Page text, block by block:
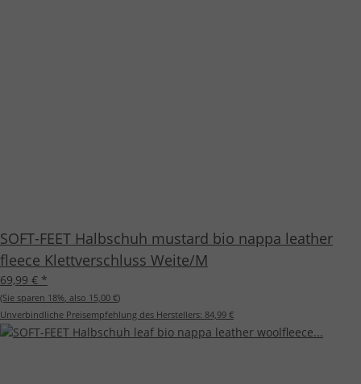
SOFT-FEET Halbschuh mustard bio nappa leather
fleece Klettverschluss Weite/M
69,99 € *
(Sie sparen 18%, also 15,00 €)
Unverbindliche Preisempfehlung des Herstellers: 84,99 €